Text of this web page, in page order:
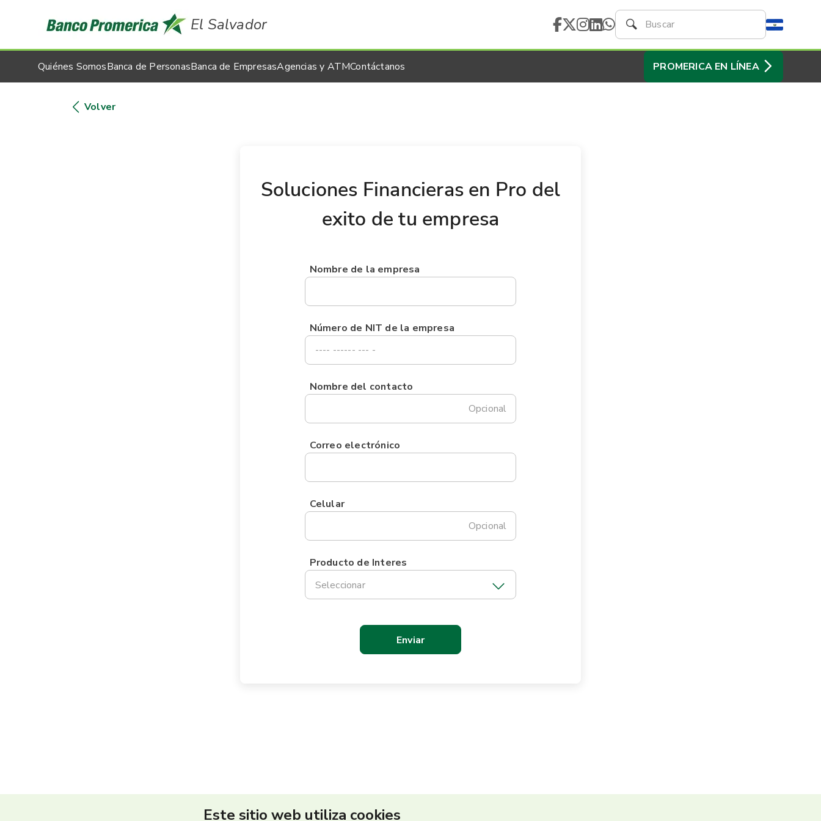
El Salvador
Quiénes SomosBanca de PersonasBanca de EmpresasAgencias y ATMContáctanos PROMERICA EN LÍNEA
Volver
Soluciones Financieras en Pro del
exito de tu empresa
Nombre de la empresa
Número de NIT de la empresa
Nombre del contacto
Opcional
Correo electrónico
Celular
Opcional
Producto de Interes
Seleccionar
Este sitio web utiliza cookies